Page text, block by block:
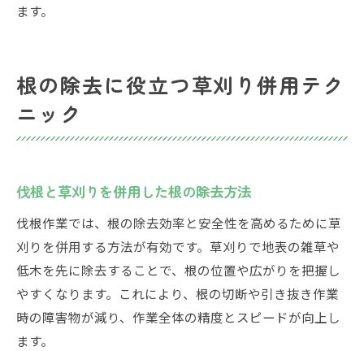
ます。
根の除去に役立つ草刈り併用テク
ニック
伐根と草刈りを併用した根の除去方法
伐根作業では、根の除去効率と安全性を高めるために草
刈りを併用する方法が有効です。草刈りで地表の雑草や
低木を先に除去することで、根の位置や広がりを把握し
やすくなります。これにより、根の切断や引き抜き作業
時の障害物が減り、作業全体の精度とスピードが向上し
ます。